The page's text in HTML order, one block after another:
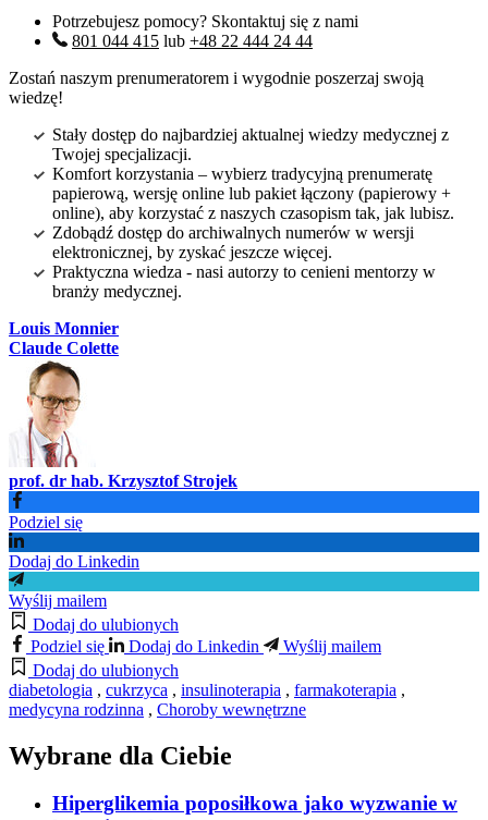
Potrzebujesz pomocy? Skontaktuj się z nami
801 044 415 lub +48 22 444 24 44
Zostań naszym prenumeratorem i wygodnie poszerzaj swoją
wiedzę!
Stały dostęp do najbardziej aktualnej wiedzy medycznej z
Twojej specjalizacji.
Komfort korzystania – wybierz tradycyjną prenumeratę
papierową, wersję online lub pakiet łączony (papierowy +
online), aby korzystać z naszych czasopism tak, jak lubisz.
Zdobądź dostęp do archiwalnych numerów w wersji
elektronicznej, by zyskać jeszcze więcej.
Praktyczna wiedza - nasi autorzy to cenieni mentorzy w
branży medycznej.
Louis Monnier
Claude Colette
prof. dr hab. Krzysztof Strojek
Podziel się
Dodaj do Linkedin
Wyślij mailem
Dodaj do ulubionych
Podziel się
Dodaj do Linkedin
Wyślij mailem
Dodaj do ulubionych
diabetologia , cukrzyca , insulinoterapia , farmakoterapia ,
medycyna rodzinna , Choroby wewnętrzne
Wybrane dla Ciebie
Hiperglikemia poposiłkowa jako wyzwanie w